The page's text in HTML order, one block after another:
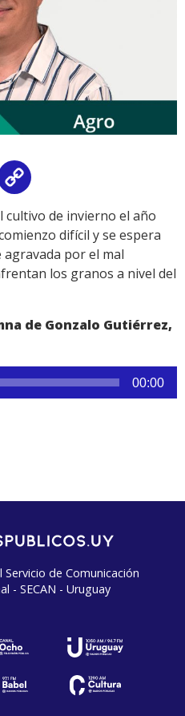
Link
cultivo de invierno el año
difícil y se espera
agravada por el mal
los granos a nivel del
de Gonzalo Gutiérrez,
00:00
de Comunicación
- SECAN - Uruguay